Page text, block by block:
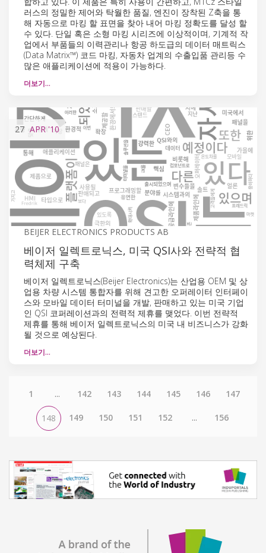
러스의 정밀한 제어와 탁월한 품질, 엔진이 장착된 Z축을 통
해 자동으로 마킹 할 표면을 찾아 내어 마킹 정확도를 달성 할
수 있다. 단일 혹은 소형 마킹 시리즈에 이상적이며, 기계적 작
업에서 부품들의 이력관리나 항공 하도급의 데이터 매트릭스
(Data Matrix™) 코드 마킹, 자동차 업계의 수출입품 관리등 수
많은 애플리케이션에 적용이 가능하다.
더보기…
27 APR '10
BEIJER ELECTRONICS PRODUCTS AB
베이저 일렉트로닉스, 미국 QSI사와 전략적 협
력체제 구축
베이저 일렉트로닉스(Beijer Electronics)는 산업용 OEM 및 상
업용 차량 시스템 통합자를 위해 견고한 오퍼레이터 인터페이
스와 모바일 데이터 터미널을 개발, 판매하고 있는 미국 기업
인 QSI 코퍼레이션과의 전력적 제휴를 맺었다. 이번 전략적
제휴를 통해 베이저 일렉트로닉스의 미국 내 비즈니스가 강화
될 것으로 예상된다.
더보기…
1 ... 142 143 144 145 146 147
148 149 150 151 152 ... 156